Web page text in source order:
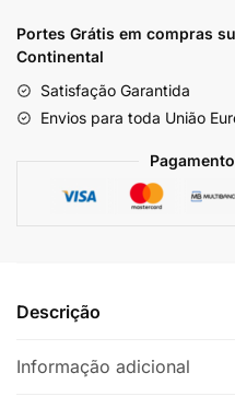
Supe15oz
Portes Grátis em compras
Continental
Satisfação Garantida
Envios para toda União
Descrição
Informação adicional